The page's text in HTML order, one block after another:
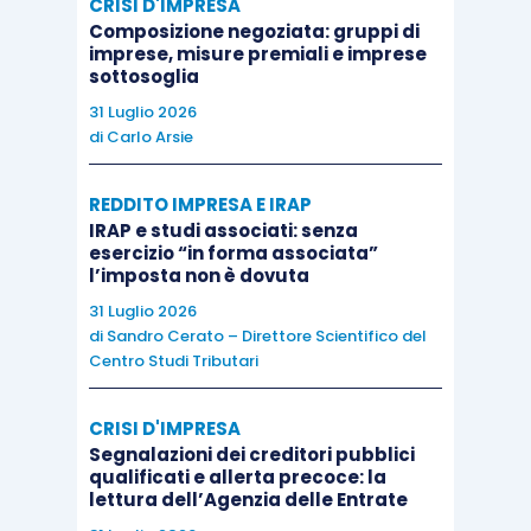
quando il Regno Unito avrà lasciato formalmente
l’UE riduce il rischio di una recessione legata alla
sono più confortanti (crescita media dei salari
pari a 2,8% a gennaio). Anchela BCE continuerà
ad essere molto cauta nella propria strategia di
uscita: gli indicatori anticipatori pubblicati in
settimana mostrano un significativo
rallentamento della crescita rispetto all’ultimo
trimestre del 2017, a fronte di un’inflazione che
rimarrà ben al di sotto dell’obiettivo del 2% per
relativa all’indice dei prezzi alla produzione del
PMI di marzo ha indicato che la ripresa in atto non
sta generando pressioni inflazionistiche. In
CRISI D'IMPRESA
Composizione negoziata: gruppi di
imprese, misure premiali e imprese
sottosoglia
31 Luglio 2026
di Carlo Arsie
REDDITO IMPRESA E IRAP
IRAP e studi associati: senza
esercizio “in forma associata”
l’imposta non è dovuta
31 Luglio 2026
di Sandro Cerato – Direttore Scientifico del
Centro Studi Tributari
CRISI D'IMPRESA
Segnalazioni dei creditori pubblici
qualificati e allerta precoce: la
lettura dell’Agenzia delle Entrate